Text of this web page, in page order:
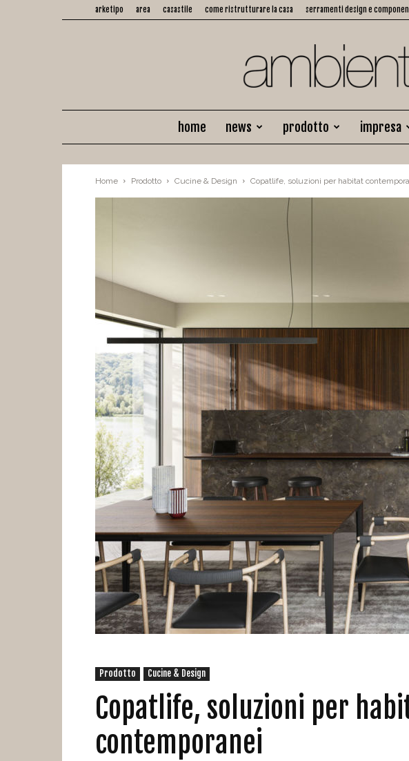
arketipo area casastile come ristrutturare la casa serramenti design e
home news prodotto impresa
Home Prodotto Cucine & Design Copatlife, soluzioni per habitat
Prodotto Cucine & Design
Copatlife, soluzioni per
contemporanei